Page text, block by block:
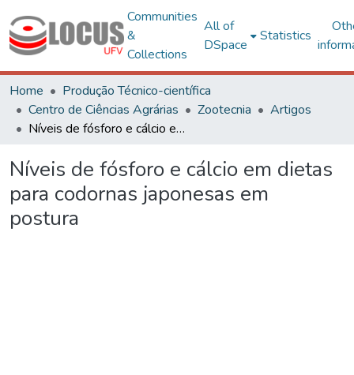
Communities
&
Collections
All of
DSpace
Statistics
Home
Produção Técnico-científica
Centro de Ciências Agrárias
Zootecnia
Artigos
Níveis de fósforo e cálcio em dietas para codornas japonesas em postura
Níveis de fósforo e cálcio em dietas
para codornas japonesas em
postura